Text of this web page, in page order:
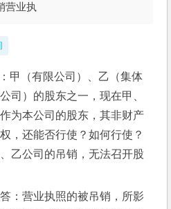
营业执
甲（有限公司）、乙（集体
司）的股东之一，现在甲、
为本公司的股东，其非财产
，还能否行使？如何行使？
乙公司的吊销，无法召开股
：营业执照的被吊销，所影